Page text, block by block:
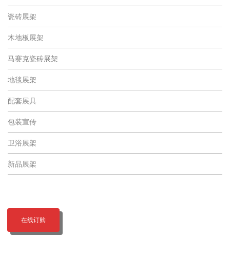
瓷砖展架
木地板展架
马赛克瓷砖展架
地毯展架
配套展具
包装宣传
卫浴展架
新品展架
在线订购